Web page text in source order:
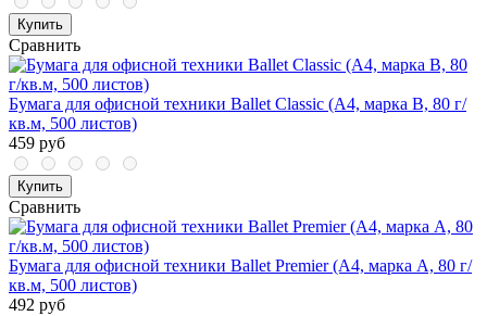
Купить
Сравнить
Бумага для офисной техники Ballet Classic (А4, марка B, 80 г/
кв.м, 500 листов)
459 руб
Купить
Сравнить
Бумага для офисной техники Ballet Premier (А4, марка A, 80 г/
кв.м, 500 листов)
492 руб